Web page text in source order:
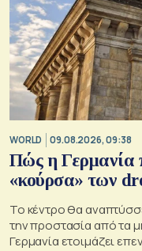
WORLD 09.08.2026, 09:38
Πώς η Γερμανία
«κούρσα» των
Το κέντρο θα
την προστασία από τα
Γερμανία ετοιμάζει